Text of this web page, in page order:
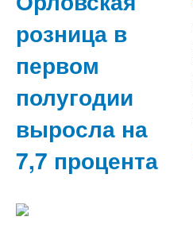
розница в
первом
полугодии
выросла на
7,7 процента